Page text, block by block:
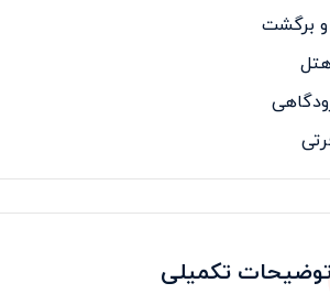
و برگشت
فارسی زبان
تکمیلی